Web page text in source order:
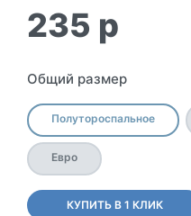
235 p
Общий размер
Полутороспальное
Евро
КУПИТЬ В 1 КЛИК